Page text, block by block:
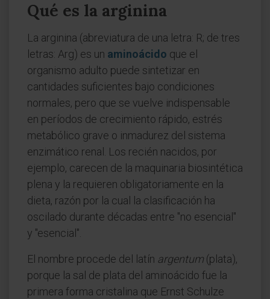
Qué es la arginina
La arginina (abreviatura de una letra: R; de tres
letras: Arg) es un aminoácido que el
organismo adulto puede sintetizar en
cantidades suficientes bajo condiciones
normales, pero que se vuelve indispensable
en períodos de crecimiento rápido, estrés
metabólico grave o inmadurez del sistema
enzimático renal. Los recién nacidos, por
ejemplo, carecen de la maquinaria biosintética
plena y la requieren obligatoriamente en la
dieta, razón por la cual la clasificación ha
oscilado durante décadas entre "no esencial"
y "esencial".
El nombre procede del latín argentum (plata),
porque la sal de plata del aminoácido fue la
primera forma cristalina que Ernst Schulze